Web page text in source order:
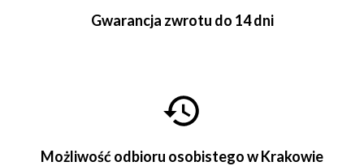
Gwarancja zwrotu do 14 dni
Możliwość odbioru osobistego w Krakowie